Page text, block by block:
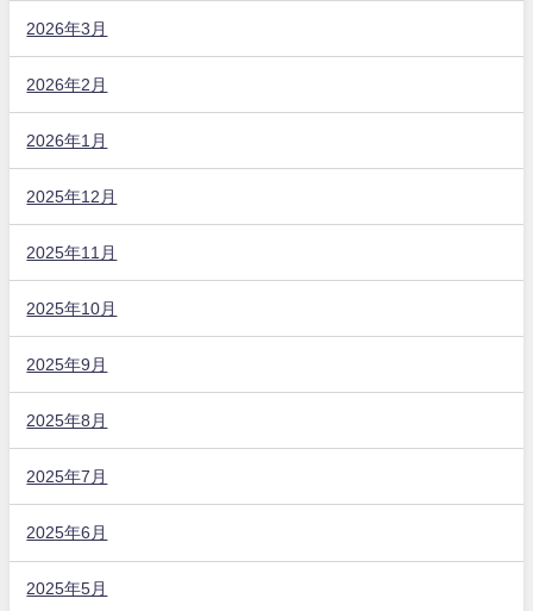
2026年3月
2026年2月
2026年1月
2025年12月
2025年11月
2025年10月
2025年9月
2025年8月
2025年7月
2025年6月
2025年5月